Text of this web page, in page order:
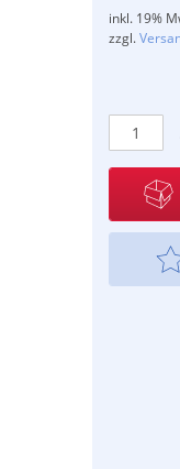
inkl. 19%
zzgl.